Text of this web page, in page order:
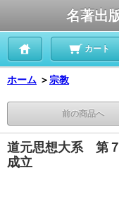
名著出
カート
ホーム ＞ 宗教
前の商品へ
道元思想大系 第
成立